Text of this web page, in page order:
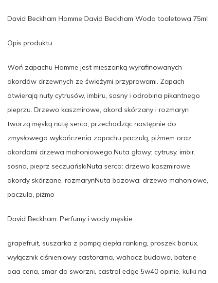
David Beckham Homme David Beckham Woda toaletowa 75ml
Opis produktu
Woń zapachu Homme jest mieszanką wyrafinowanych
akordów drzewnych ze świeżymi przyprawami. Zapach
otwierają nuty cytrusów, imbiru, sosny i odrobina pikantnego
pieprzu. Drzewo kaszmirowe, akord skórzany i rozmaryn
tworzą męską nutę serca, przechodząc następnie do
zmysłowego wykończenia zapachu paczulą, piżmem oraz
akordami drzewa mahoniowego.Nuta głowy: cytrusy, imbir,
sosna, pieprz seczuańskiNuta serca: drzewo kaszmirowe,
akordy skórzane, rozmarynNuta bazowa: drzewo mahoniowe,
paczula, piżmo
David Beckham: Perfumy i wody męskie
grapefruit, suszarka z pompą ciepła ranking, proszek bonux,
wyłącznik ciśnieniowy castorama, wahacz budowa, baterie
aaa cena, smar do sworzni, castrol edge 5w40 opinie, kulki na